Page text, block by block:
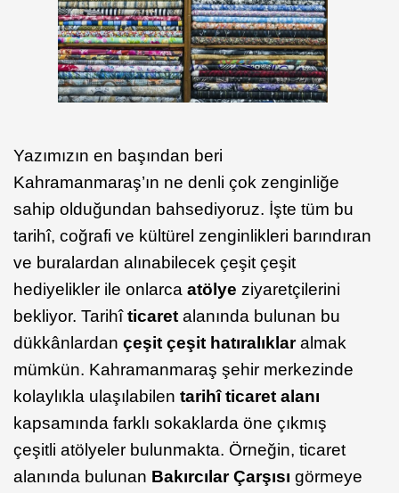
Yazımızın en başından beri
Kahramanmaraş’ın ne denli çok zenginliğe
sahip olduğundan bahsediyoruz. İşte tüm bu
tarihî, coğrafi ve kültürel zenginlikleri barındıran
ve buralardan alınabilecek çeşit çeşit
hediyelikler ile onlarca atölye ziyaretçilerini
bekliyor. Tarihîticaret alanında bulunan bu
dükkânlardan çeşit çeşit hatıralıklaralmak
mümkün. Kahramanmaraş şehir merkezinde
kolaylıkla ulaşılabilen tarihî ticaret alanı
kapsamında farklı sokaklarda öne çıkmış
çeşitli atölyeler bulunmakta. Örneğin, ticaret
alanında bulunan Bakırcılar Çarşısı görmeye